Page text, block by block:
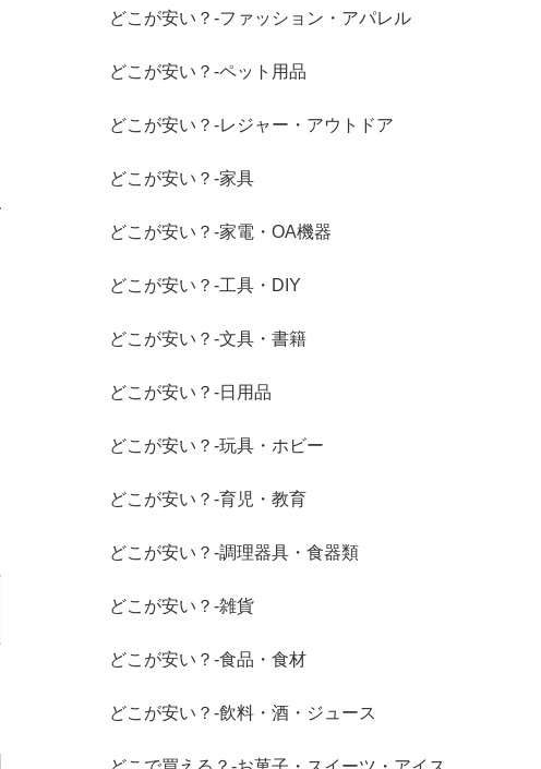
どこが安い？-ファッション・アパレル
どこが安い？-ペット用品
どこが安い？-レジャー・アウトドア
どこが安い？-家具
どこが安い？-家電・OA機器
どこが安い？-工具・DIY
どこが安い？-文具・書籍
どこが安い？-日用品
どこが安い？-玩具・ホビー
どこが安い？-育児・教育
どこが安い？-調理器具・食器類
どこが安い？-雑貨
どこが安い？-食品・食材
どこが安い？-飲料・酒・ジュース